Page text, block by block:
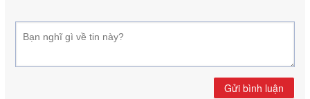
Gửi bình luận